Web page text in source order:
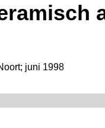
juni 1998